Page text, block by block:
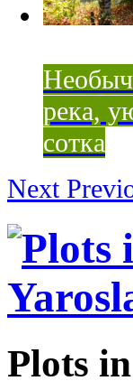
река,
сотка
Next
Plots